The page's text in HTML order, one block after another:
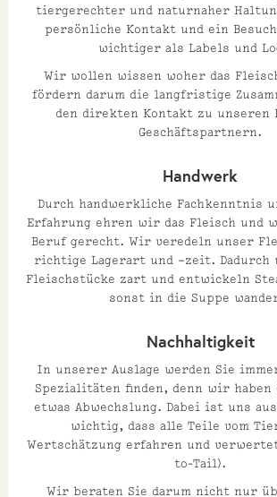
tiergerechter und naturnaher
persönliche Kontakt und ein
wichtiger als Labels und
Wir wollen wissen woher das
fördern darum die langfristige
den direkten Kontakt zu unseren
Geschäftspartnern.
Handwerk
Durch handwerkliche Fachkenntnis
Erfahrung ehren wir das Fleisch und
Beruf gerecht. Wir veredeln unser
richtige Lagerart und –zeit. Dadurch
Fleischstücke zart und entwickeln
sonst in die Suppe
Nachhaltigkeit
In unserer Auslage werden Sie
Spezialitäten finden, denn wir
etwas Abwechslung. Dabei ist uns
wichtig, dass alle Teile vom
Wertschätzung erfahren und
to-Tail).
Wir beraten Sie darum nicht nur